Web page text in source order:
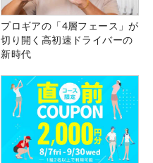
プロギアの「4層フェース」が
切り開く高初速ドライバーの
新時代